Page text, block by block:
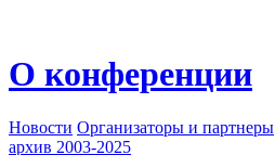
О конференции
Новости Организаторы и партнеры
архив 2003-2025